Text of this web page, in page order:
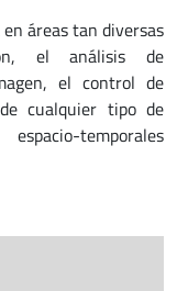
áreas tan diversas
el análisis de
el control de
cualquier tipo de
temporales